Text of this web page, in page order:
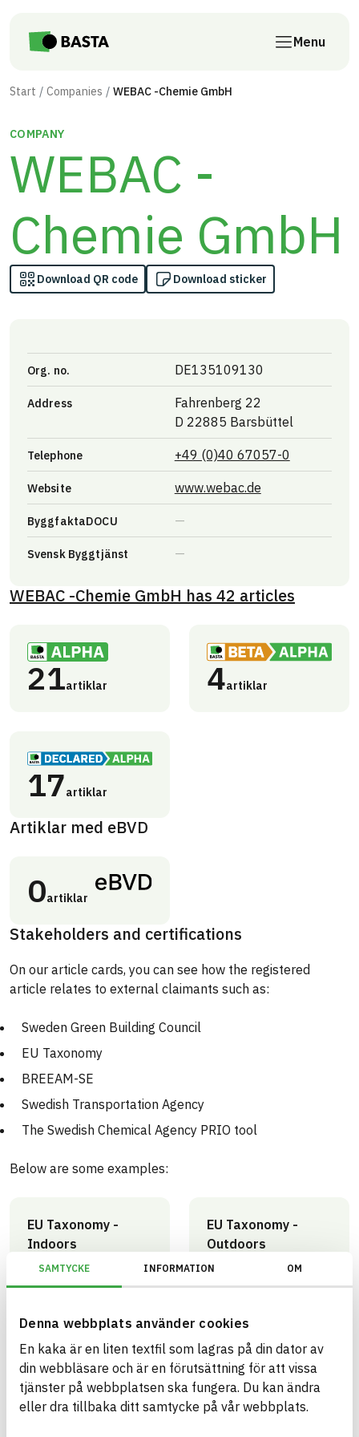
SAMTYCKE INFORMATION OM
Denna webbplats använder cookies
En kaka är en liten textfil som lagras på din dator av
din webbläsare och är en förutsättning för att vissa
tjänster på webbplatsen ska fungera. Du kan ändra
eller dra tillbaka ditt samtycke på vår webbplats.
Menu
Start Companies WEBAC -Chemie GmbH
COMPANY
WEBAC -
Chemie GmbH
Download QR code Download sticker
Org. no. DE135109130
Address
Fahrenberg 22
D 22885 Barsbüttel
Telephone +49 (0)40 67057-0
Website www.webac.deLink to other
ByggfaktaDOCU
Svensk Byggtjänst
WEBAC -Chemie GmbH has 42 articles
21artiklar 4artiklar
17artiklar
Artiklar med eBVD
0artiklar
Stakeholders and certifications
On our article cards, you can see how the registered
article relates to external claimants such as:
Sweden Green Building Council
EU Taxonomy
BREEAM-SE
Swedish Transportation Agency
The Swedish Chemical Agency PRIO tool
Below are some examples:
EU Taxonomy -
Indoors
Covered by and
approved
artiklar
EU Taxonomy -
Outdoors
Covered by and
approved
42
Miljöbyggnad -
Generation 4.X
Miljöbyggnad -
Generation 4.X